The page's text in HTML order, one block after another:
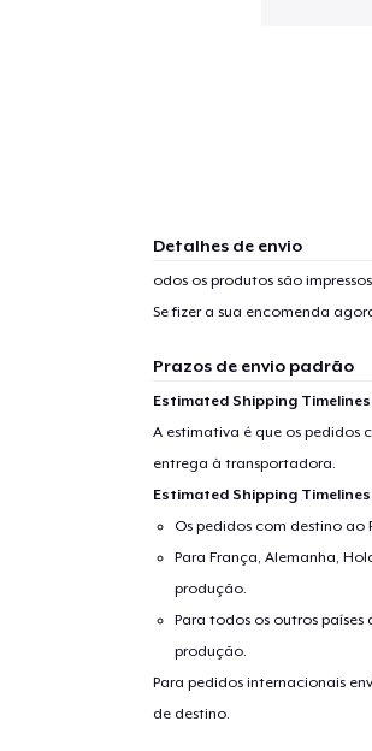
Detalhes de envio
odos os produtos são
Se fizer a sua encomenda
Prazos de envio padrão
Estimated Shipping
A estimativa é que os pedidos
entrega à transportadora.
Estimated Shipping
Os pedidos com destino ao
Para França, Alemanha,
produção.
Para todos os outros países
produção.
Para pedidos internacionais
de destino.